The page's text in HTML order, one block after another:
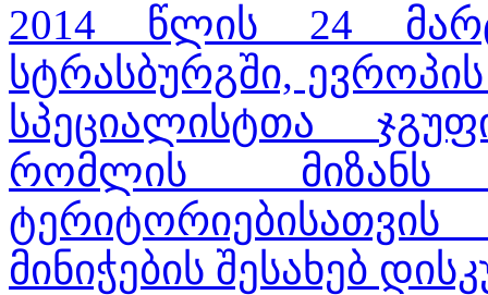
2014 წლის 24
სტრასბურგში,
სპეციალისტთა
რომლის მიზანს
მინიჭების შესახებ